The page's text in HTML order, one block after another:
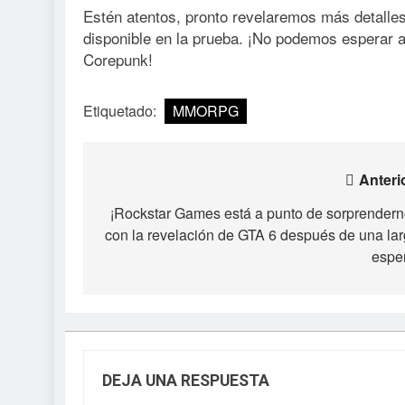
Estén atentos, pronto revelaremos más
disponible en la prueba. ¡No podemos
Corepunk!
Etiquetado: MMORPG
de
entradas
¡Rockstar Games está a punto de
con la revelación de GTA 6 después de una
DEJA UNA RESPUESTA